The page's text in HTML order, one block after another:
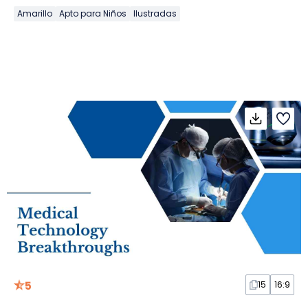
Amarillo Apto para Niños Ilustradas
5 15 16:9